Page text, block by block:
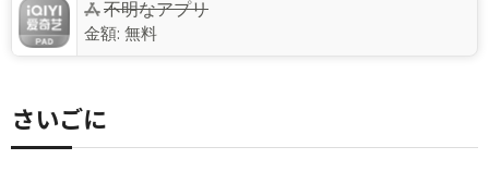
不明なアプリ
金額: 無料
さいごに